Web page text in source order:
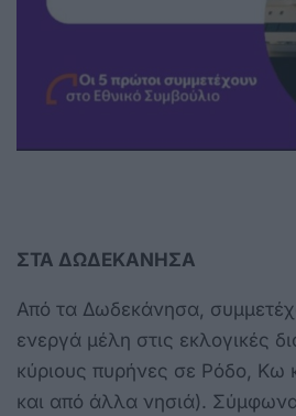
ΣΤΑ ΔΩΔΕΚΑΝΗΣΑ
Από τα Δωδεκάνησα,
ενεργά μέλη στις εκλογικές
κύριους πυρήνες σε Ρόδο, Κω
και από άλλα νησιά).